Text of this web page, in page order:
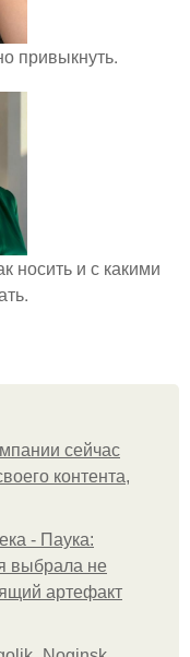
привыкнуть.
носить и с какими
сейчас
контента,
- Паука:
выбрала не
артефакт